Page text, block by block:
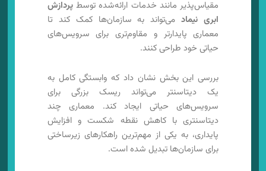
مقیاس‌پذیر مانند خدمات ارائه‌شده توسطپردازش
ابری نیمادمی‌تواند به سازمان‌ها کمک کند تا
معماری پایدارتر و مقاوم‌تری برای سرویس‌های
حیاتی خود طراحی کنند.
بررسی این بخش نشان داد که وابستگی کامل به
یک دیتاسنتر می‌تواند ریسک بزرگی برای
سرویس‌های حیاتی ایجاد کند. معماری چند
دیتاسنتری با کاهش نقطه شکست و افزایش
پایداری، به یکی از مهم‌ترین راهکارهای زیرساختی
برای سازمان‌ها تبدیل شده است.